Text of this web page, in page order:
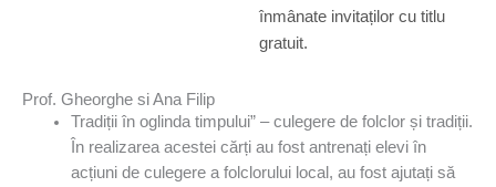
înmânate invitaților cu titlu
gratuit.
Prof. Gheorghe si Ana Filip
Tradiții în oglinda timpului” – culegere de folclor și tradiții.
În realizarea acestei cărți au fost antrenați elevi în
acțiuni de culegere a folclorului local, au fost ajutați să